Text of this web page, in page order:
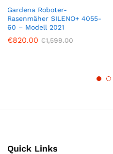
Gardena Roboter-
Rasenmäher SILENO+ 4055-
60 – Modell 2021
€820.00 €1,599.00
Quick Links